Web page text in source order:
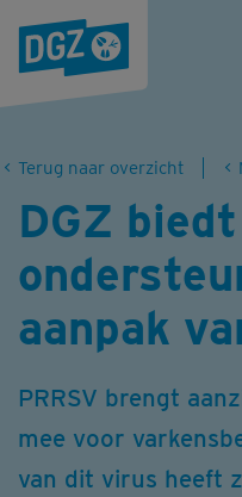
Terug naar overzicht
DGZ biedt
aanpak
PRRSV brengt
mee voor
van dit virus heeft